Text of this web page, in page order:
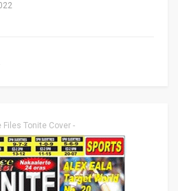
Files Tonite Cover -